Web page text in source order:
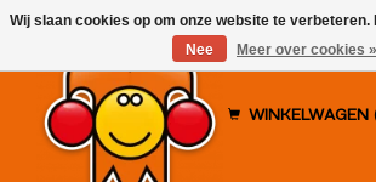
Wij slaan cookies op om onze website te verbeteren.
Nee
Meer over cookies »